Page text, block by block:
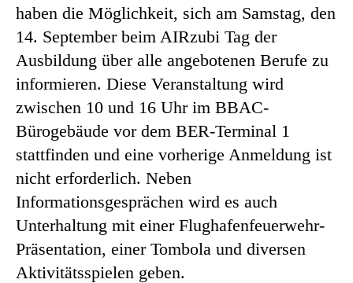
haben die Möglichkeit, sich am Samstag, den
14. September beim AIRzubi Tag der
Ausbildung über alle angebotenen Berufe zu
informieren. Diese Veranstaltung wird
zwischen 10 und 16 Uhr im BBAC-
Bürogebäude vor dem BER-Terminal 1
stattfinden und eine vorherige Anmeldung ist
nicht erforderlich. Neben
Informationsgesprächen wird es auch
Unterhaltung mit einer Flughafenfeuerwehr-
Präsentation, einer Tombola und diversen
Aktivitätsspielen geben.